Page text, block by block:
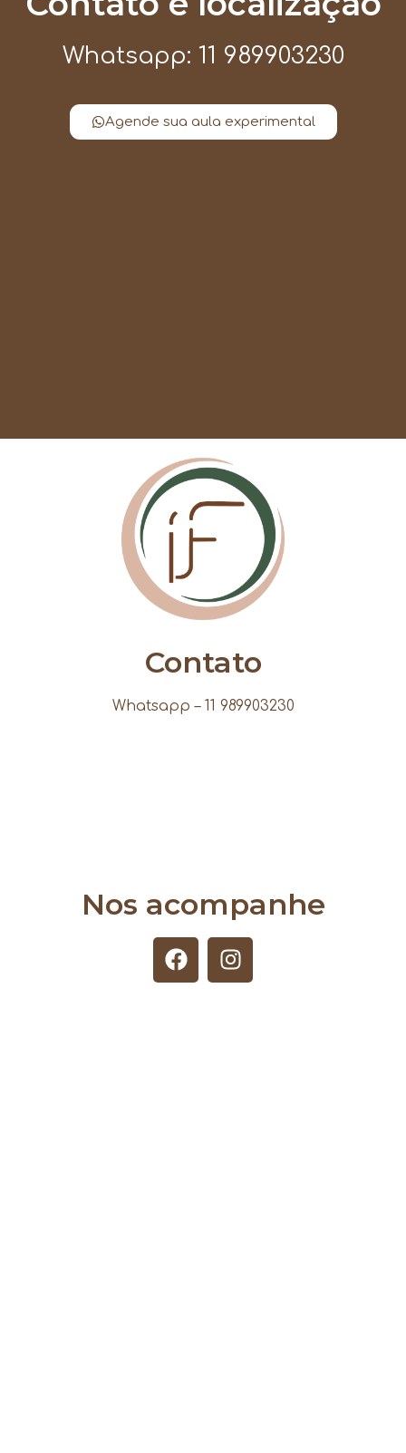
Whatsapp: 11 989903230
Agende sua aula experimental
Contato
Whatsapp – 11 989903230
Nos acompanhe